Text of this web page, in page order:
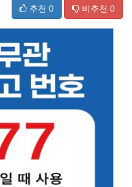
추천 0 비추천 0